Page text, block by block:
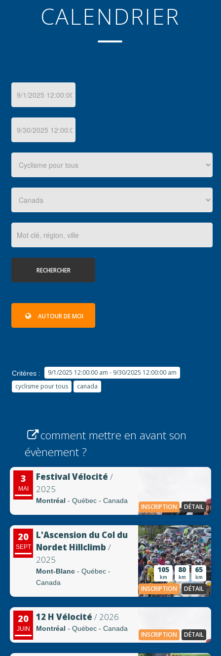
CALENDRIER
RECHERCHER
AUTOUR DE MOI
Critères :
9/1/2025 12:00:00 am - 9/30/2025 12:00:00 am
cyclisme pour tous
canada
comment mettre en avant son
évènement ?
3
MAI
Festival Vélocité /
2025
Montréal - Québec - Canada
INSCRIPTION DÉTAIL
20
SEPT
L'Ascension du Col du
Nordet Hillclimb /
2025
Mont-Blanc - Québec -
Canada
105
km
80
km
65
km
INSCRIPTION DÉTAIL
20
JUIN
12 H Vélocité / 2026
Montréal - Québec - Canada
INSCRIPTION DÉTAIL